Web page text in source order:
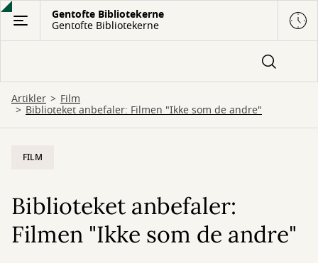
Gå
hovedindhold
Gentofte Bibliotekerne
Gentofte Bibliotekerne
Artikler Film
Biblioteket anbefaler: Filmen "Ikke som de andre"
FILM
Biblioteket anbefaler:
Filmen "Ikke som de andre"